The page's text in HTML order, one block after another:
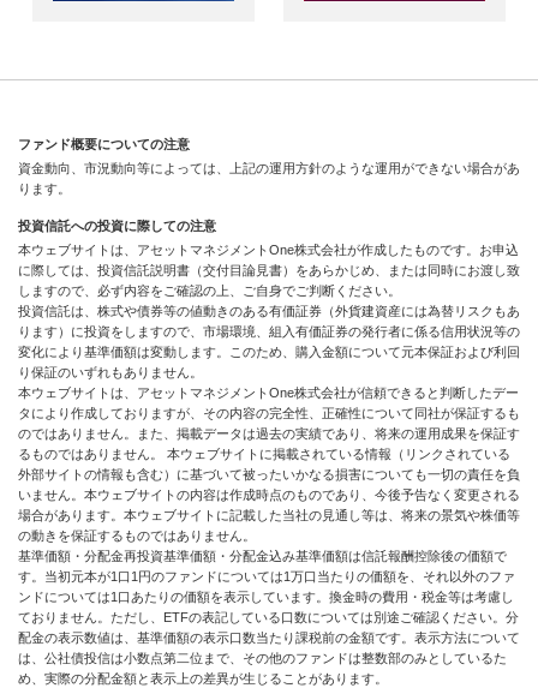
ファンド概要についての注意
資金動向、市況動向等によっては、上記の運用方針のような運用ができない場合があ
ります。
投資信託への投資に際しての注意
本ウェブサイトは、アセットマネジメントOne株式会社が作成したものです。お申込
に際しては、投資信託説明書（交付目論見書）をあらかじめ、または同時にお渡し致
しますので、必ず内容をご確認の上、ご自身でご判断ください。
投資信託は、株式や債券等の値動きのある有価証券（外貨建資産には為替リスクもあ
ります）に投資をしますので、市場環境、組入有価証券の発行者に係る信用状況等の
変化により基準価額は変動します。このため、購入金額について元本保証および利回
り保証のいずれもありません。
本ウェブサイトは、アセットマネジメントOne株式会社が信頼できると判断したデー
タにより作成しておりますが、その内容の完全性、正確性について同社が保証するも
のではありません。また、掲載データは過去の実績であり、将来の運用成果を保証す
るものではありません。 本ウェブサイトに掲載されている情報（リンクされている
外部サイトの情報も含む）に基づいて被ったいかなる損害についても一切の責任を負
いません。本ウェブサイトの内容は作成時点のものであり、今後予告なく変更される
場合があります。本ウェブサイトに記載した当社の見通し等は、将来の景気や株価等
の動きを保証するものではありません。
基準価額・分配金再投資基準価額・分配金込み基準価額は信託報酬控除後の価額で
す。当初元本が1口1円のファンドについては1万口当たりの価額を、それ以外のファ
ンドについては1口あたりの価額を表示しています。換金時の費用・税金等は考慮し
ておりません。ただし、ETFの表記している口数については別途ご確認ください。分
配金の表示数値は、基準価額の表示口数当たり課税前の金額です。表示方法について
は、公社債投信は小数点第二位まで、その他のファンドは整数部のみとしているた
め、実際の分配金額と表示上の差異が生じることがあります。